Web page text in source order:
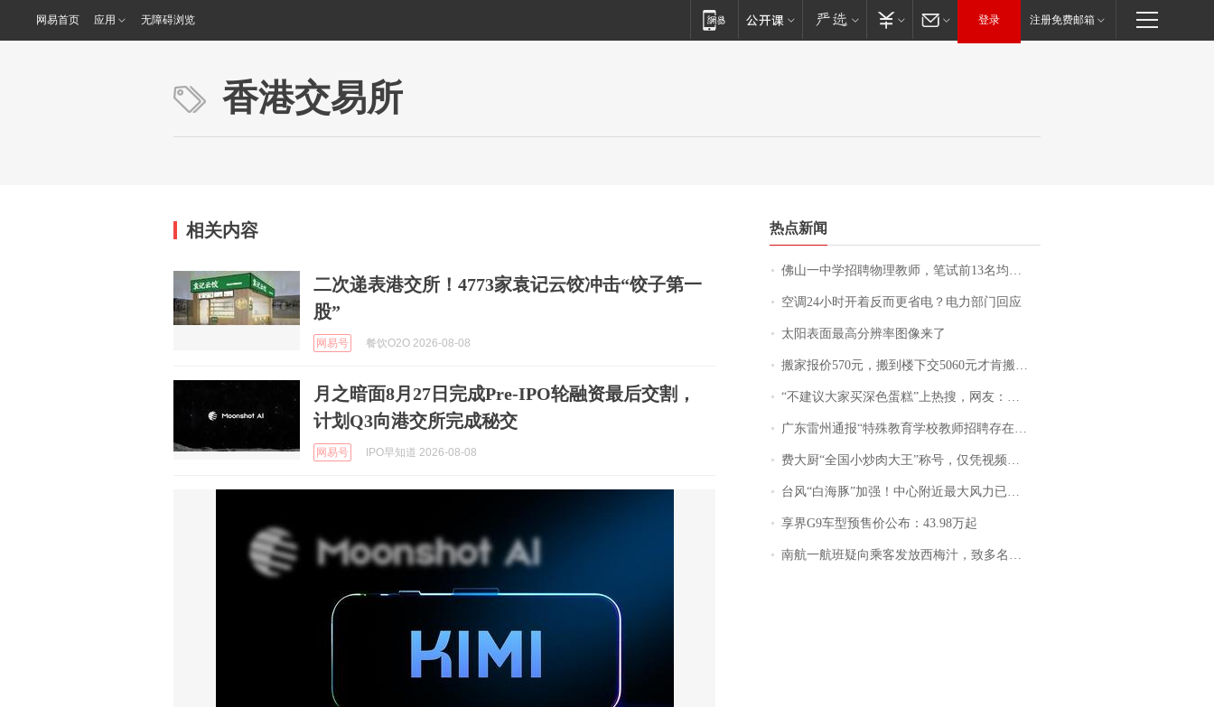
网易首页 应用 无障碍浏览 登录 注册免费邮箱
香港交易所
相关内容
二次递表港交所！4773家袁记云饺冲击“饺子第一
股”
网易号 餐饮O2O 2026-08-08
月之暗面8月27日完成Pre-IPO轮融资最后交割，
计划Q3向港交所完成秘交
网易号 IPO早知道 2026-08-08
热点新闻
佛山一中学招聘物理教师，笔试前13名均遭淘汰？教育局：已叫停招聘，成立调查组全面核查
空调24小时开着反而更省电？电力部门回应
太阳表面最高分辨率图像来了
搬家报价570元，搬到楼下交5060元才肯搬上楼！女子傻眼了……
“不建议大家买深色蛋糕”上热搜，网友：天塌了！
广东雷州通报“特殊教育学校教师招聘存在违规行为”：已启动问责程序 副校长被停职
费大厨“全国小炒肉大王”称号，仅凭视频评出？中国烹饪协会回应
台风“白海豚”加强！中心附近最大风力已达15级 最新研判
享界G9车型预售价公布：43.98万起
南航一航班疑向乘客发放西梅汁，致多名乘客在飞行途中排队上厕所！乘客：机上100多人只有2个厕所；客服回应：并非每架飞机都会发放西梅汁